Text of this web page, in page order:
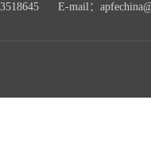
E-mail：